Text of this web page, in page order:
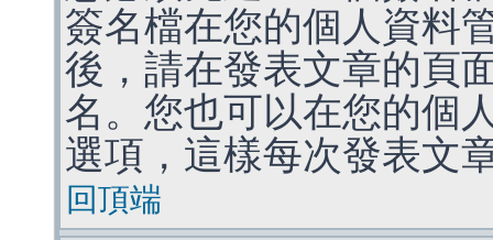
簽名檔在您的個人資料
後，請在發表文章的頁
名。您也可以在您的個
選項，這樣每次發表文
回頂端